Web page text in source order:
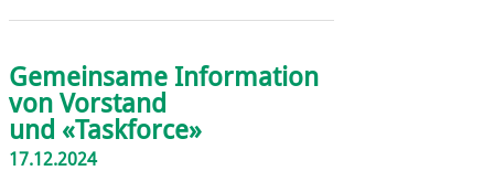
Gemeinsame Information
von Vorstand
und «Taskforce»
17.12.2024